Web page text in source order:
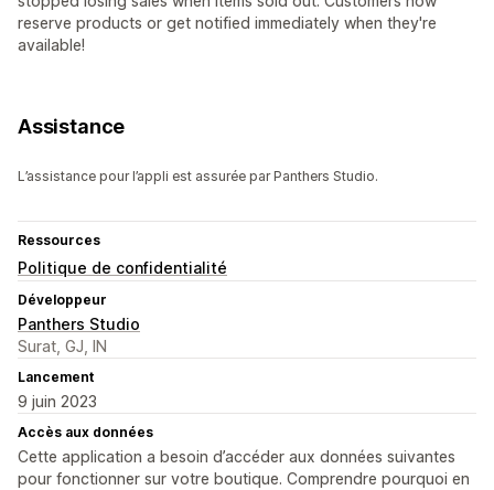
reserve products or get notified immediately when they're
available!
Assistance
L’assistance pour l’appli est assurée par Panthers Studio.
Ressources
Politique de confidentialité
Développeur
Panthers Studio
Surat, GJ, IN
Lancement
9 juin 2023
Accès aux données
Cette application a besoin d’accéder aux données suivantes
pour fonctionner sur votre boutique. Comprendre pourquoi en